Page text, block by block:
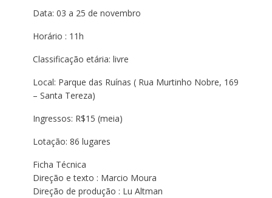
Data: 03 a 25 de novembro
Horário : 11h
Classificação etária: livre
Local: Parque das Ruínas ( Rua Murtinho Nobre, 169
– Santa Tereza)
Ingressos: R$15 (meia)
Lotação: 86 lugares
Ficha Técnica
Direção e texto : Marcio Moura
Direção de produção : Lu Altman